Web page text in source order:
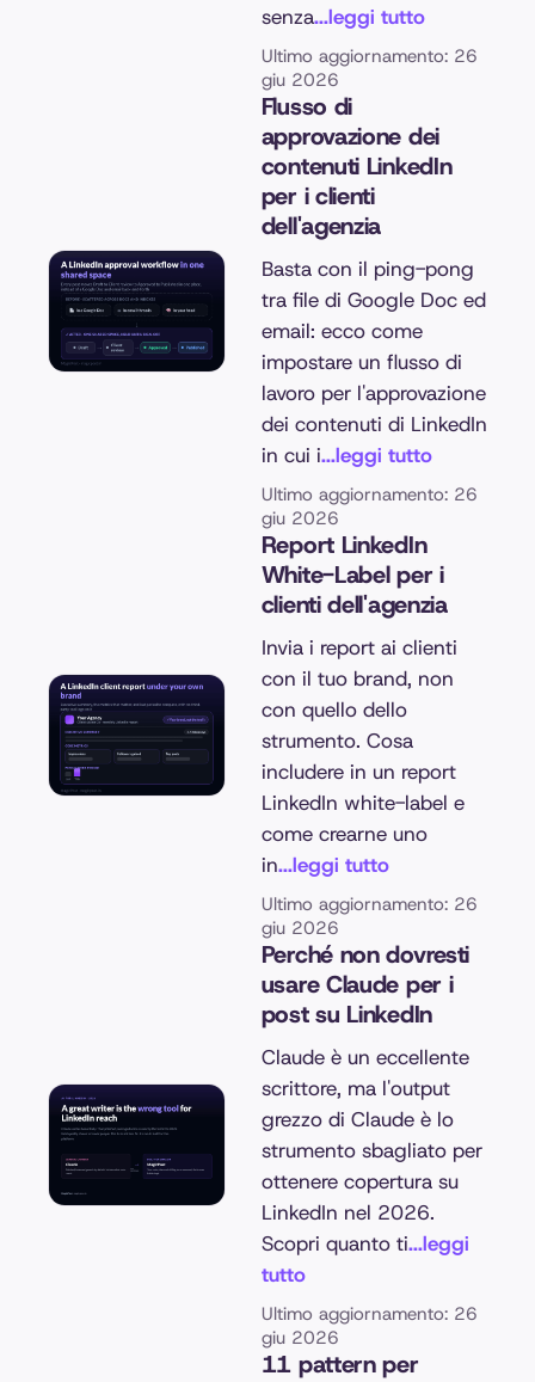
senza...leggi tutto
Ultimo aggiornamento: 26
giu 2026
Flusso di
approvazione dei
contenuti LinkedIn
per i clienti
dell'agenzia
Basta con il ping-pong
tra file di Google Doc ed
email: ecco come
impostare un flusso di
lavoro per l'approvazione
dei contenuti di LinkedIn
in cui i...leggi tutto
Ultimo aggiornamento: 26
giu 2026
Report LinkedIn
White-Label per i
clienti dell'agenzia
Invia i report ai clienti
con il tuo brand, non
con quello dello
strumento. Cosa
includere in un report
LinkedIn white-label e
come crearne uno
in...leggi tutto
Ultimo aggiornamento: 26
giu 2026
Perché non dovresti
usare Claude per i
post su LinkedIn
Claude è un eccellente
scrittore, ma l'output
grezzo di Claude è lo
strumento sbagliato per
ottenere copertura su
LinkedIn nel 2026.
Scopri quanto ti...leggi
tutto
Ultimo aggiornamento: 26
giu 2026
11 pattern per